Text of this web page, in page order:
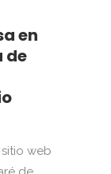
en
de
web